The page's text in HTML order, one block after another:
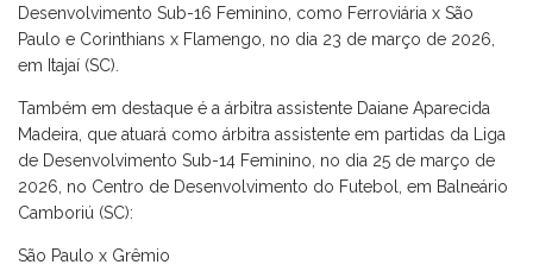
Desenvolvimento Sub-16 Feminino, como Ferroviária x São
Paulo e Corinthians x Flamengo, no dia 23 de março de 2026,
em Itajaí (SC).
Também em destaque é a árbitra assistente Daiane Aparecida
Madeira, que atuará como árbitra assistente em partidas da Liga
de Desenvolvimento Sub-14 Feminino, no dia 25 de março de
2026, no Centro de Desenvolvimento do Futebol, em Balneário
Camboriú (SC):
São Paulo x Grêmio